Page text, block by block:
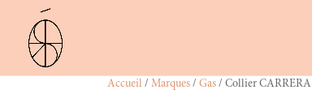
Accueil / Marques / Gas / Collier CARRERA